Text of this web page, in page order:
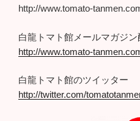
http://www.tomato-
白龍トマト館メールマガジン
http://www.tomato-
白龍トマト館のツイッター
http://twitter.com/